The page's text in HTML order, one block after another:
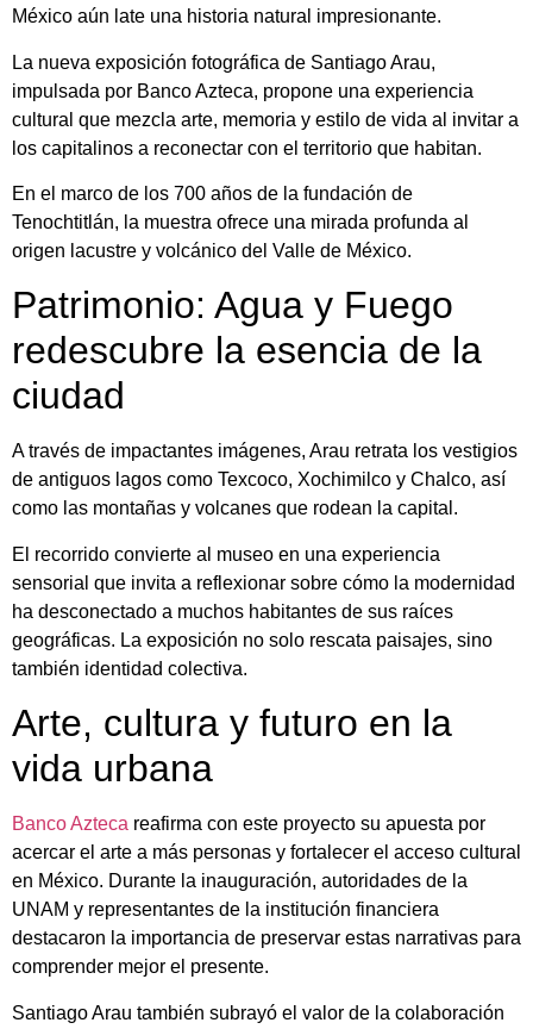
México aún late una historia natural impresionante.
La nueva exposición fotográfica de Santiago Arau,
impulsada por Banco Azteca, propone una experiencia
cultural que mezcla arte, memoria y estilo de vida al invitar a
los capitalinos a reconectar con el territorio que habitan.
En el marco de los 700 años de la fundación de
Tenochtitlán, la muestra ofrece una mirada profunda al
origen lacustre y volcánico del Valle de México.
Patrimonio: Agua y Fuego
redescubre la esencia de la
ciudad
A través de impactantes imágenes, Arau retrata los vestigios
de antiguos lagos como Texcoco, Xochimilco y Chalco, así
como las montañas y volcanes que rodean la capital.
El recorrido convierte al museo en una experiencia
sensorial que invita a reflexionar sobre cómo la modernidad
ha desconectado a muchos habitantes de sus raíces
geográficas. La exposición no solo rescata paisajes, sino
también identidad colectiva.
Arte, cultura y futuro en la
vida urbana
Banco Azteca reafirma con este proyecto su apuesta por
acercar el arte a más personas y fortalecer el acceso cultural
en México. Durante la inauguración, autoridades de la
UNAM y representantes de la institución financiera
destacaron la importancia de preservar estas narrativas para
comprender mejor el presente.
Santiago Arau también subrayó el valor de la colaboración